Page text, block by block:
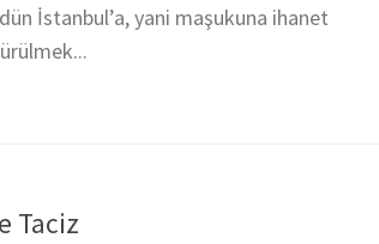
İstanbul’a, yani maşukuna ihanet
Taciz